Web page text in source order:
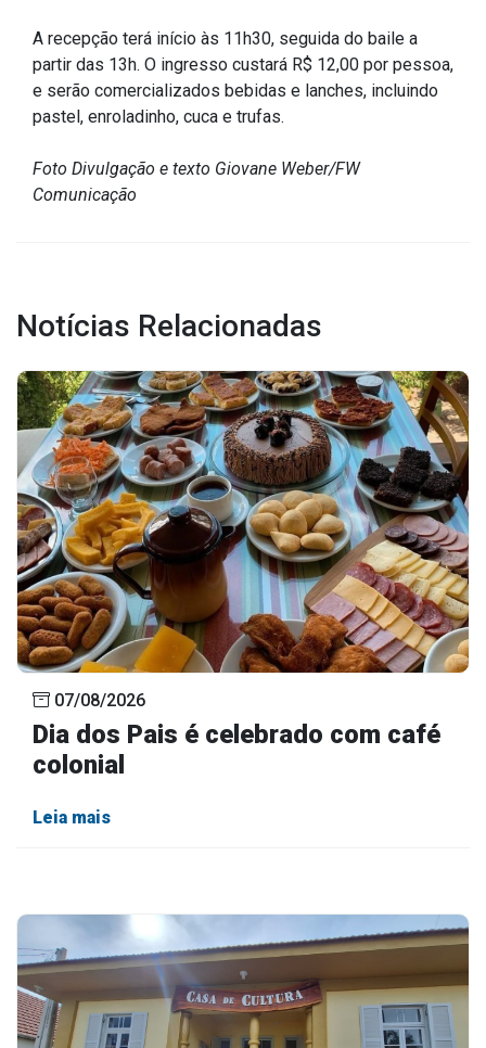
Publicações
Diário Oficial (Novo)
Recursos Humanos
Instruções Normativas
Dispensas e Inexigibilidades
Chamamentos Públicos
Leis, Decretos e Portarias
Transparência
Portal da Transparência
Radar da Transparência
Página Inicial
A recepção terá início às 11h30, seguida do baile a
partir das 13h. O ingresso custará R$ 12,00 por pessoa,
e serão comercializados bebidas e lanches, incluindo
pastel, enroladinho, cuca e trufas.
Foto Divulgação e texto Giovane Weber/FW
Comunicação
Notícias Relacionadas
07/08/2026
Dia dos Pais é celebrado com café
colonial
Leia mais